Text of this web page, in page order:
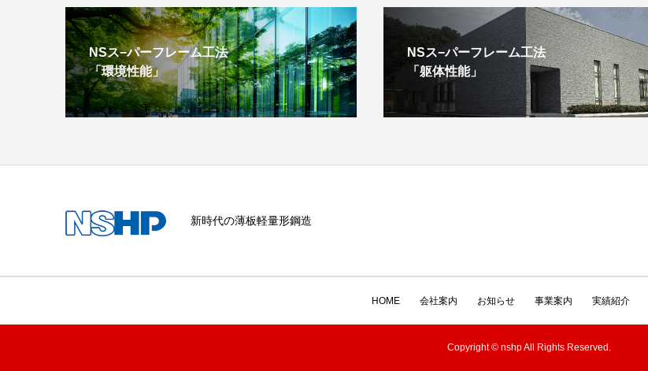
NSス−パーフレーム工法
「環境性能」
NSス−パーフレーム工法
「躯体性能」
新時代の薄板軽量形鋼造
HOME 会社案内 お知らせ 事業案内 実績紹介
Copyright © nshp All Rights Reserved.